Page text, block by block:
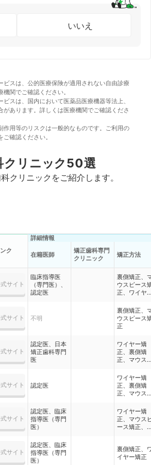
いいえ
ビスは、公的医療保険が適用されない自由診療
関でご確認ください。
スは、国内において医薬品医療機器等法上、
あります。詳しくは医療機関でご確認くださ
作用等のリスクは一般的なものです。ご利用の
確認ください。
クリニック50選
クリニックをご紹介します。
ク
詳細情報
在籍医師
矯正歯科専門
クリニック
矯正方法
サイト
臨床指導医
（専門医）、
認定医
裏側矯正、
ウスピース
正、ワイヤ
リンガル矯
正、部分矯
サイト 不明
裏側矯正、
ウスピース
正
サイト
認定医、日本
矯正歯科専門
医
ワイヤー矯
正、裏側矯
正、マウス
サイト 認定医
ワイヤー矯
正、裏側矯
正、マウス
児矯正、ハ
フリンガル
正、部分矯
サイト
認定医、臨床
指導医（専門
医）
ワイヤー矯
正、マウス
ース矯正、
サイト
認定医、臨床
指導医（専門
医）
裏側矯正、
イヤー矯正